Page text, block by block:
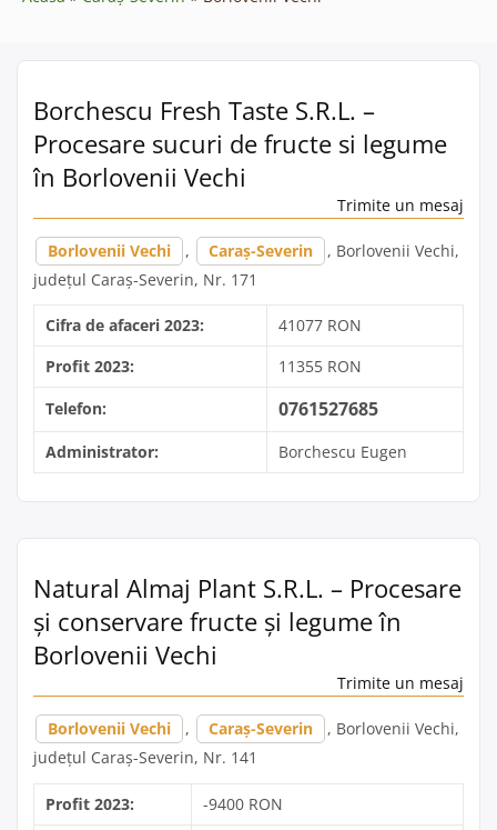
Borchescu Fresh Taste S.R.L. –
Procesare sucuri de fructe si legume
în Borlovenii Vechi
Trimite un mesaj
Borlovenii Vechi , Caraș-Severin
, Borlovenii Vechi,
județul Caraș-Severin, Nr. 171
Cifra de afaceri 2023:
41077 RON
Profit 2023:
11355 RON
Telefon:
0761527685
Administrator: Borchescu Eugen
Natural Almaj Plant S.R.L. – Procesare
și conservare fructe și legume în
Borlovenii Vechi
Trimite un mesaj
Borlovenii Vechi , Caraș-Severin
, Borlovenii Vechi,
județul Caraș-Severin, Nr. 141
Profit 2023:
-9400 RON